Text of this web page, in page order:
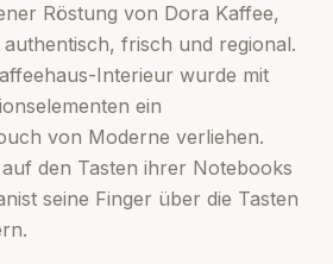
Röstung von Dora Kaffee,
authentisch, frisch und regional.
Interieur wurde mit
ein
von Moderne verliehen.
den Tasten ihrer Notebooks
seine Finger über die Tasten